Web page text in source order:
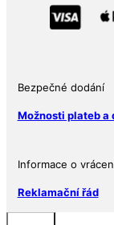
Svoboda
Cu
množství
Bezpečné dodání
Možnosti plateb a
Informace o
Reklamační řád